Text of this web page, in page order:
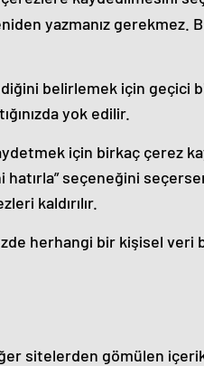
yazmanız gerekmez.
belirlemek için geçici
yok edilir.
için birkaç çerez
seçeneğini
kaldırılır.
herhangi bir kişisel veri
sitelerden gömülen